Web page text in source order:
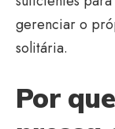
gerenciar o
solitária.
Por